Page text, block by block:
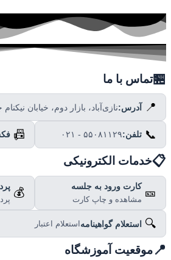
تماس با ما
📍 آدرس:نازی‌آباد، بازار دوم، خیابان نیکنام
📞 تلفن:۰۲۱ - ۵۵۰۸۱۱۲۹ 📠
خدمات الکترونیکی
🎫 کارت ورود به جلسه
مشاهده و چاپ کارت
💰
🔍 استعلام گواهینامهاستعلام اعتبار
موقعیت آموزشگاه